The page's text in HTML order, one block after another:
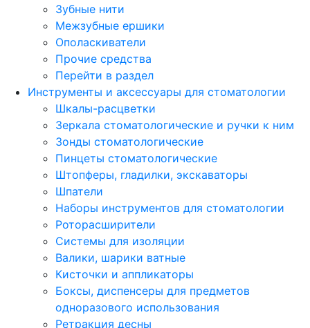
Зубные нити
Межзубные ершики
Ополаскиватели
Прочие средства
Перейти в раздел
Инструменты и аксессуары для стоматологии
Шкалы-расцветки
Зеркала стоматологические и ручки к ним
Зонды стоматологические
Пинцеты стоматологические
Штопферы, гладилки, экскаваторы
Шпатели
Наборы инструментов для стоматологии
Роторасширители
Системы для изоляции
Валики, шарики ватные
Кисточки и аппликаторы
Боксы, диспенсеры для предметов
одноразового использования
Ретракция десны